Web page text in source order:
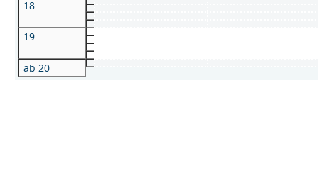
18
19
ab 20